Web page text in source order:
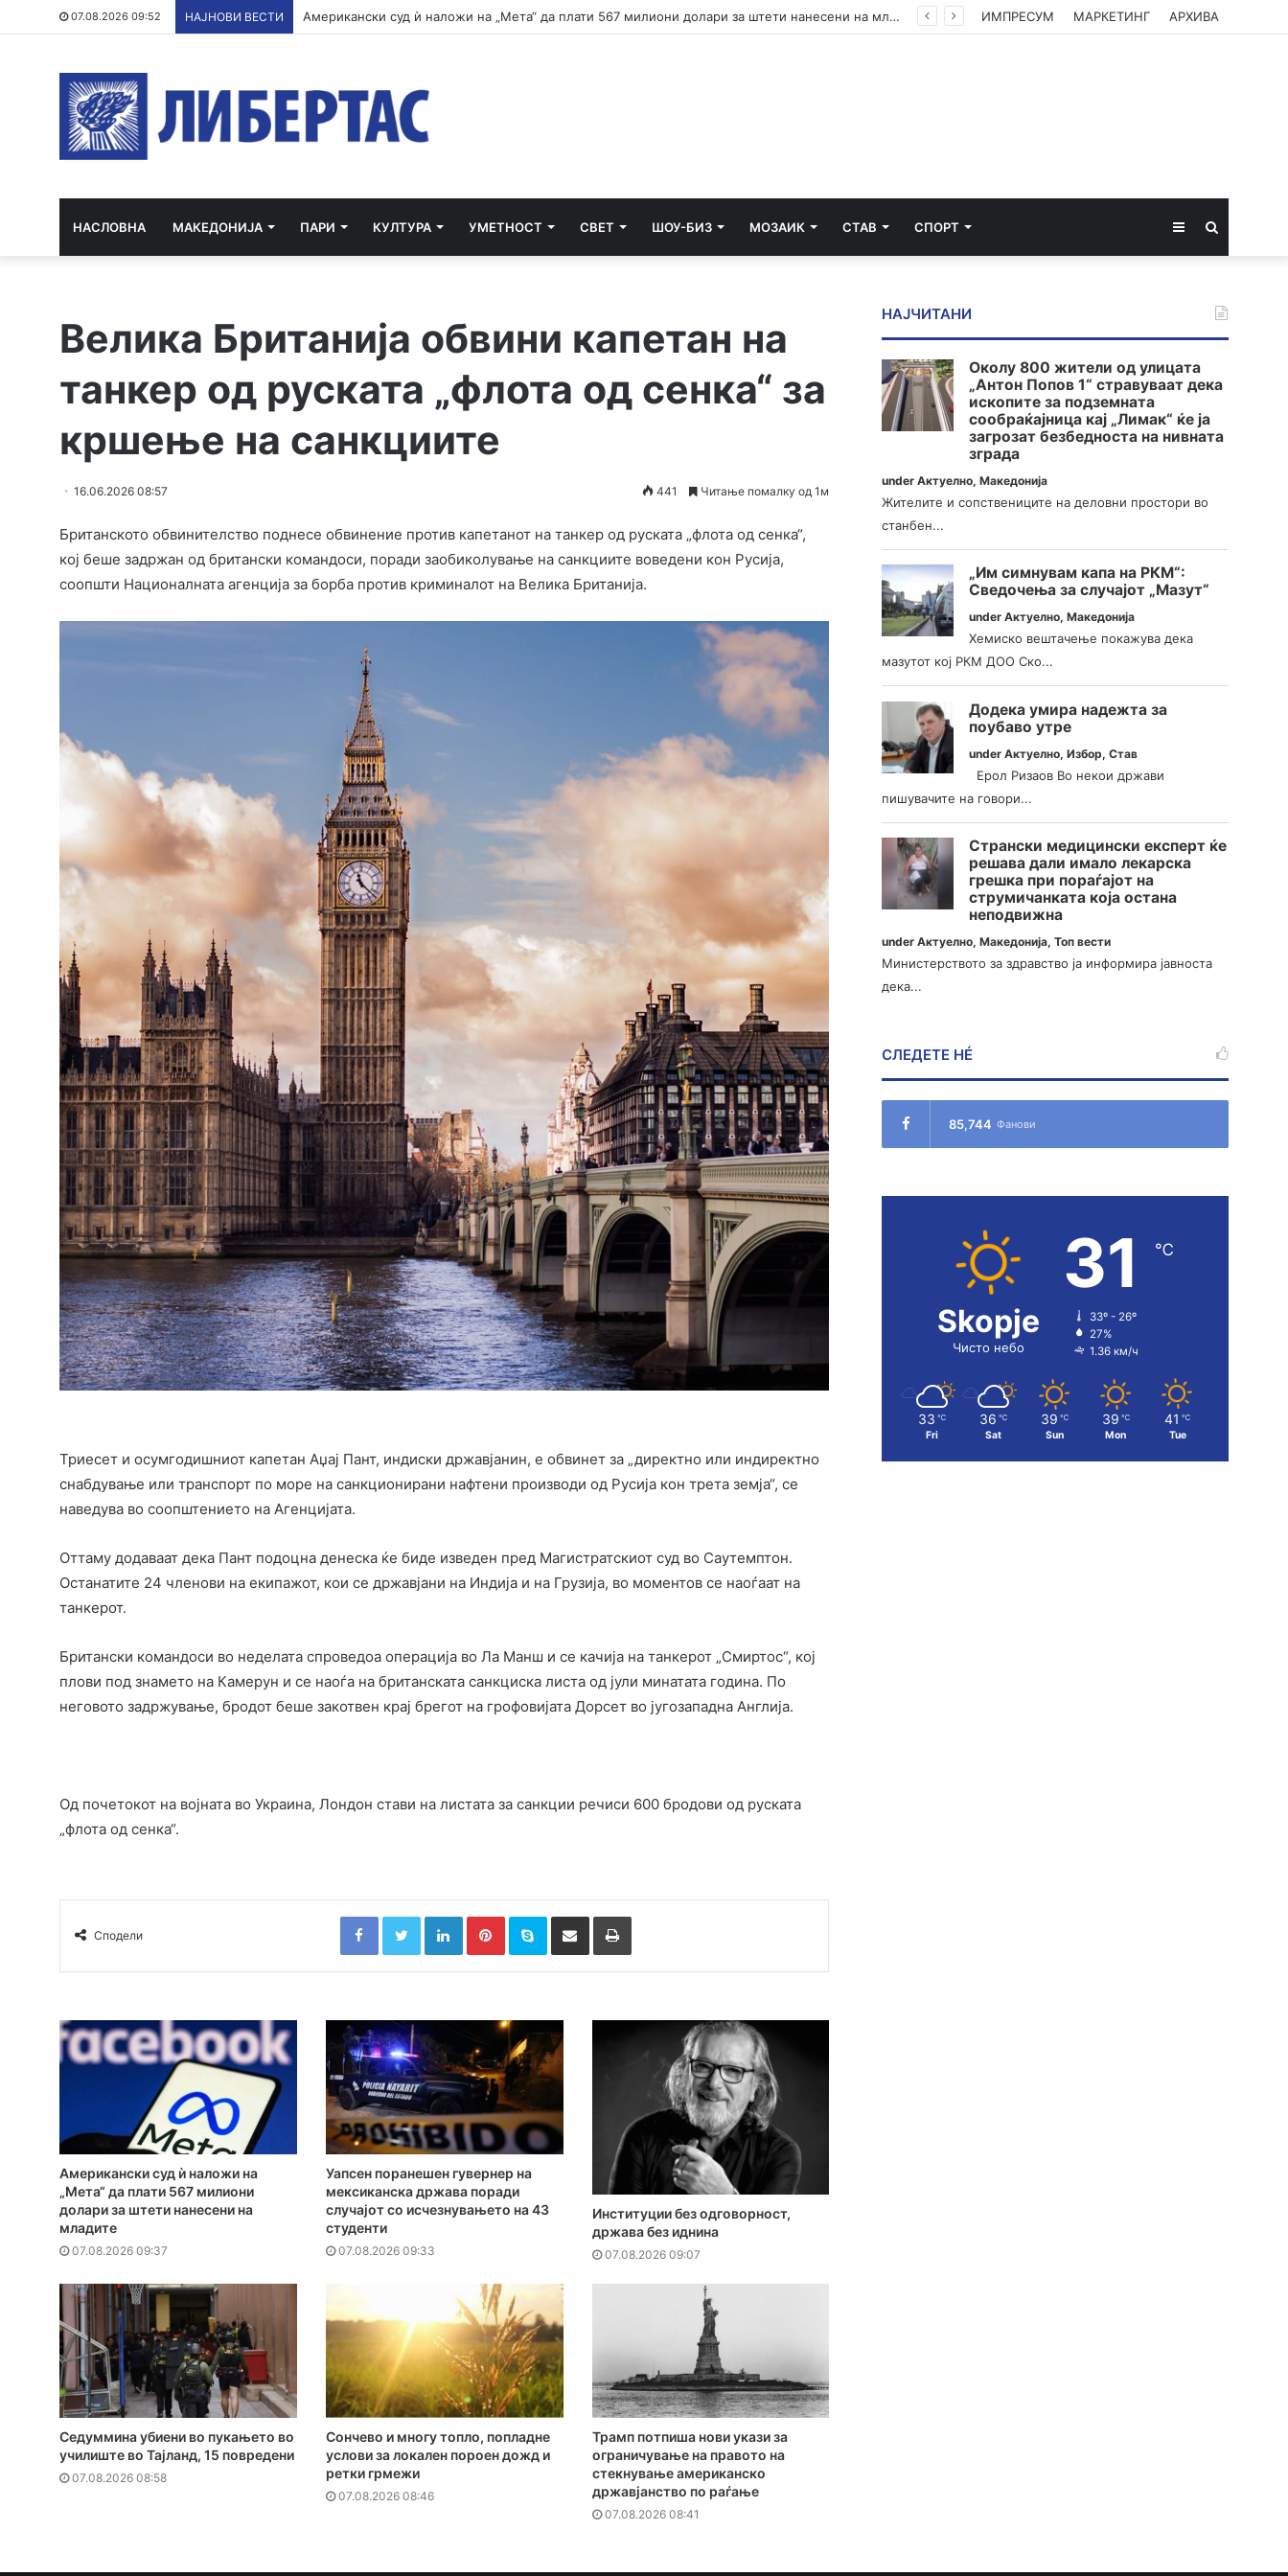
07.08.2026 09:52 НАЈНОВИ ВЕСТИ Американски суд ѝ наложи на „Мета“ да плати 567 милиони долари за штети нанесени на младите ИМПРЕСУМ МАРКЕТИНГ АРХИВА
НАСЛОВНА МАКЕДОНИЈА ПАРИ КУЛТУРА УМЕТНОСТ СВЕТ ШОУ-БИЗ МОЗАИК СТАВ СПОРТ Sidebar
Велика Британија обвини капетан на
танкер од руската „флота од сенка“ за
кршење на санкциите
16.06.2026 08:57 441 Читање помалку од 1м
Британското обвинителство поднесе обвинение против капетанот на танкер од руската „флота од сенка“,
кој беше задржан од британски командоси, поради заобиколување на санкциите воведени кон Русија,
соопшти Националната агенција за борба против криминалот на Велика Британија.
Триесет и осумгодишниот капетан Аџај Пант, индиски државјанин, е обвинет за „директно или индиректно
снабдување или транспорт по море на санкционирани нафтени производи од Русија кон трета земја“, се
наведува во соопштението на Агенцијата.
Оттаму додаваат дека Пант подоцна денеска ќе биде изведен пред Магистратскиот суд во Саутемптон.
Останатите 24 членови на екипажот, кои се државјани на Индија и на Грузија, во моментов се наоѓаат на
танкерот.
Британски командоси во неделата спроведоа операција во Ла Манш и се качија на танкерот „Смиртос“, кој
плови под знамето на Камерун и се наоѓа на британската санкциска листа од јули минатата година. По
неговото задржување, бродот беше закотвен крај брегот на грофовијата Дорсет во југозападна Англија.
Од почетокот на војната во Украина, Лондон стави на листата за санкции речиси 600 бродови од руската
„флота од сенка“.
Сподели
FacebookTwitterLinkedInPinterestSkype Сподели преку Е-маил Испринтај
Американски суд ѝ наложи на
„Мета“ да плати 567 милиони
долари за штети нанесени на
младите
07.08.2026 09:37
Уапсен поранешен гувернер на
мексиканска држава поради
случајот со исчезнувањето на 43
студенти
07.08.2026 09:33
Институции без одговорност,
држава без иднина
07.08.2026 09:07
Седуммина убиени во пукањето во
училиште во Тајланд, 15 повредени
07.08.2026 08:58
Сончево и многу топло, попладне
услови за локален пороен дожд и
ретки грмежи
07.08.2026 08:46
Трамп потпиша нови укази за
ограничување на правото на
стекнување американско
државјанство по раѓање
07.08.2026 08:41
НАЈЧИТАНИ
Околу 800 жители од улицата
„Антон Попов 1“ стравуваат дека
ископите за подземната
сообраќајница кај „Лимак“ ќе ја
загрозат безбедноста на нивната
зграда
underАктуелно,Македонија
Жителите и сопствениците на деловни простори во
станбен...
„Им симнувам капа на РКМ“:
Сведочења за случајот „Мазут“
underАктуелно,Македонија
Хемиско вештачење покажува дека
мазутот кој РКМ ДОО Ско...
Додека умира надежта за
поубаво утре
underАктуелно,Избор,Став
Ерол Ризаов Во некои држави
пишувачите на говори...
Странски медицински експерт ќе
решава дали имало лекарска
грешка при пораѓајот на
струмичанката која остана
неподвижна
underАктуелно,Македонија,Топ вести
Министерството за здравство ја информира јавноста
дека...
СЛЕДЕТЕ НÉ
85,744 Фанови
Skopje
Чисто небо
31 ℃
33º - 26º
27%
1.36 км/ч
33 ℃
Fri
36 ℃
Sat
39 ℃
Sun
39 ℃
Mon
41 ℃
Tue